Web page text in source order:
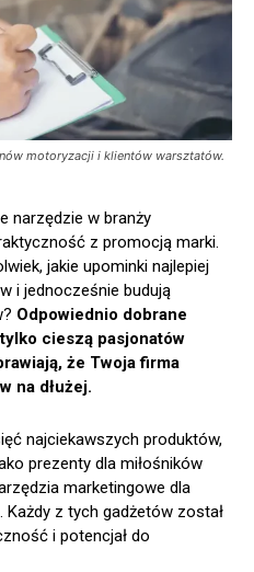
motoryzacji i klientów warsztatów.
narzędzie w branży
z promocją marki.
jakie upominki najlepiej
i jednocześnie budują
Odpowiednio dobrane
cieszą pasjonatów
że Twoja firma
na dłużej.
najciekawszych produktów,
prezenty dla miłośników
marketingowe dla
z tych gadżetów został
i potencjał do